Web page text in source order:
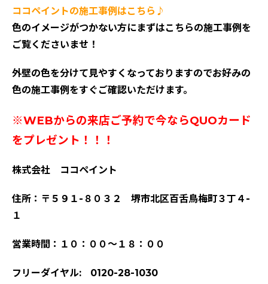
ココペイントの施工事例はこちら♪
色のイメージがつかない方にまずはこちらの施工事例を
ご覧くださいませ！
外壁の色を分けて見やすくなっておりますのでお好みの
色の施工事例をすぐご確認いただけます。
※WEBからの来店ご予約で今ならQUOカード
をプレゼント！！！
株式会社 ココペイント
住所：〒５９１-８０３２ 堺市北区百舌鳥梅町３丁４-
１
営業時間：１０：００～１８：００
フリーダイヤル: 0120-28-1030